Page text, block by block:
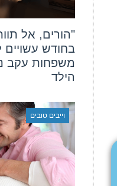
"הורים, אל
בחודש עשויים
משפחות עקב
הילד
וייבים טובים